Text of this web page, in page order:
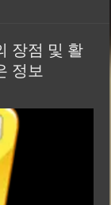
장점 및 활
정보